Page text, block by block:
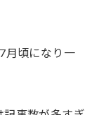
月頃になり一